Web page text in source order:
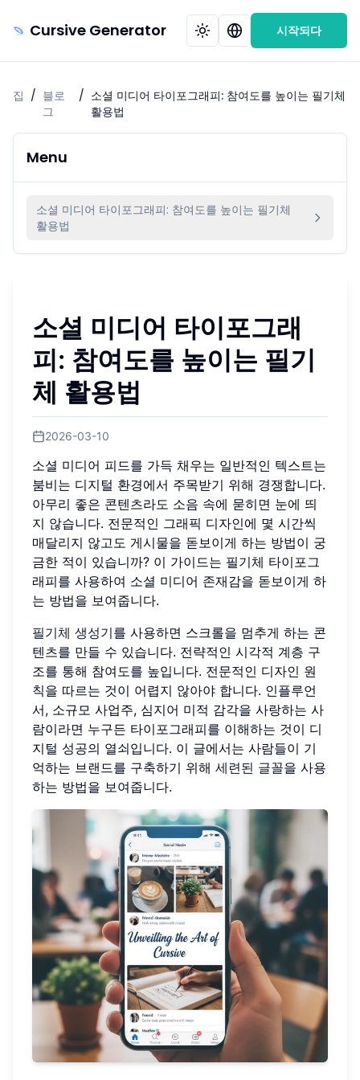
Cursive Generator 시작되다
집 / 블로
그
/ 소셜 미디어 타이포그래피: 참여도를 높이는 필기체
활용법
Menu
소셜 미디어 타이포그래피: 참여도를 높이는 필기체
활용법
소셜 미디어 타이포그래
피: 참여도를 높이는 필기
체 활용법
2026-03-10
소셜 미디어 피드를 가득 채우는 일반적인 텍스트는
붐비는 디지털 환경에서 주목받기 위해 경쟁합니다.
아무리 좋은 콘텐츠라도 소음 속에 묻히면 눈에 띄
지 않습니다. 전문적인 그래픽 디자인에 몇 시간씩
매달리지 않고도 게시물을 돋보이게 하는 방법이 궁
금한 적이 있습니까? 이 가이드는 필기체 타이포그
래피를 사용하여 소셜 미디어 존재감을 돋보이게 하
는 방법을 보여줍니다.
필기체 생성기를 사용하면 스크롤을 멈추게 하는 콘
텐츠를 만들 수 있습니다. 전략적인 시각적 계층 구
조를 통해 참여도를 높입니다. 전문적인 디자인 원
칙을 따르는 것이 어렵지 않아야 합니다. 인플루언
서, 소규모 사업주, 심지어 미적 감각을 사랑하는 사
람이라면 누구든 타이포그래피를 이해하는 것이 디
지털 성공의 열쇠입니다. 이 글에서는 사람들이 기
억하는 브랜드를 구축하기 위해 세련된 글꼴을 사용
하는 방법을 보여줍니다.